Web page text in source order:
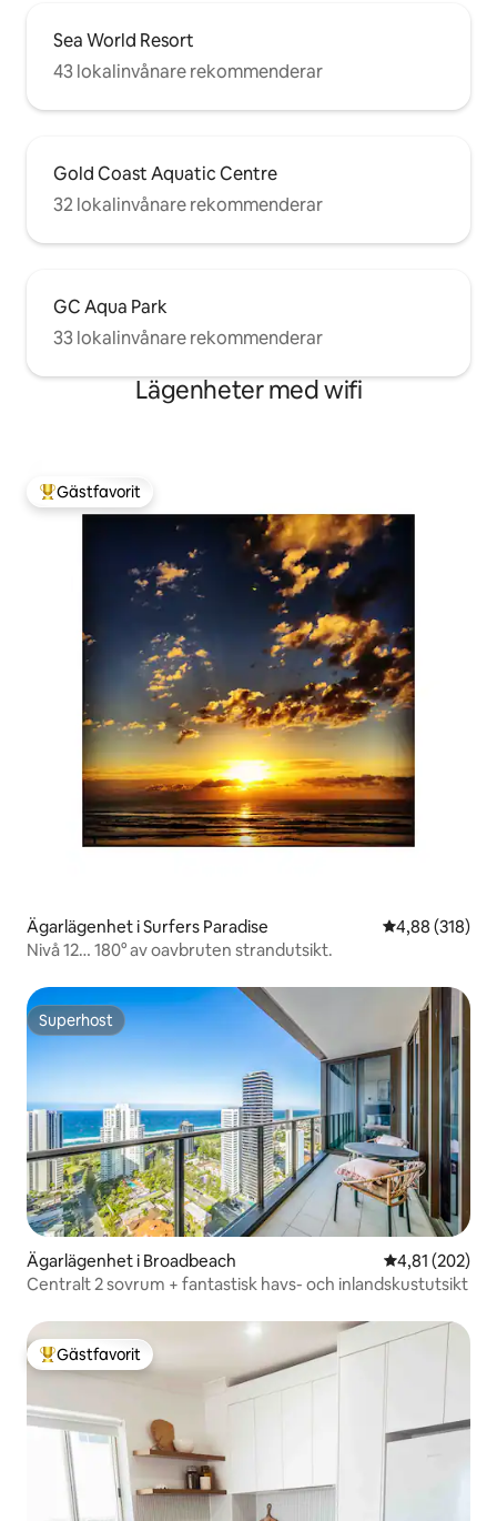
Sea World Resort
43 lokalinvånare rekommenderar
Gold Coast Aquatic Centre
32 lokalinvånare rekommenderar
GC Aqua Park
33 lokalinvånare rekommenderar
Lägenheter med wifi
Populär gästfavorit
Gästfavorit
Ägarlägenhet i Surfers Paradise 4,88 av 5 i
4,88 (318)
Nivå 12… 180° av oavbruten strandutsikt.
Superhost
Superhost
Ägarlägenhet i Broadbeach 4,81 av 5 i
4,81 (202)
Centralt 2 sovrum + fantastisk havs- och inlandskustutsikt
Populär gästfavorit
Gästfavorit